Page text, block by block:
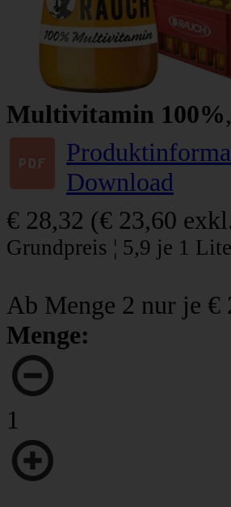
Multivitamin 100%
Download
€ 28,32 (€ 23,60
Grundpreis ¦ 5,9 je 1
Ab Menge 2 nur je €
Menge:
1